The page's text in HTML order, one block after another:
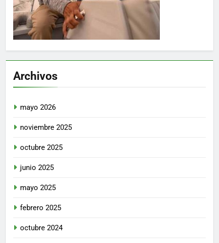
Archivos
mayo 2026
noviembre 2025
octubre 2025
junio 2025
mayo 2025
febrero 2025
octubre 2024